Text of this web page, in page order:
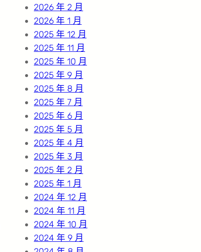
2026 年 2 月
2026 年 1 月
2025 年 12 月
2025 年 11 月
2025 年 10 月
2025 年 9 月
2025 年 8 月
2025 年 7 月
2025 年 6 月
2025 年 5 月
2025 年 4 月
2025 年 3 月
2025 年 2 月
2025 年 1 月
2024 年 12 月
2024 年 11 月
2024 年 10 月
2024 年 9 月